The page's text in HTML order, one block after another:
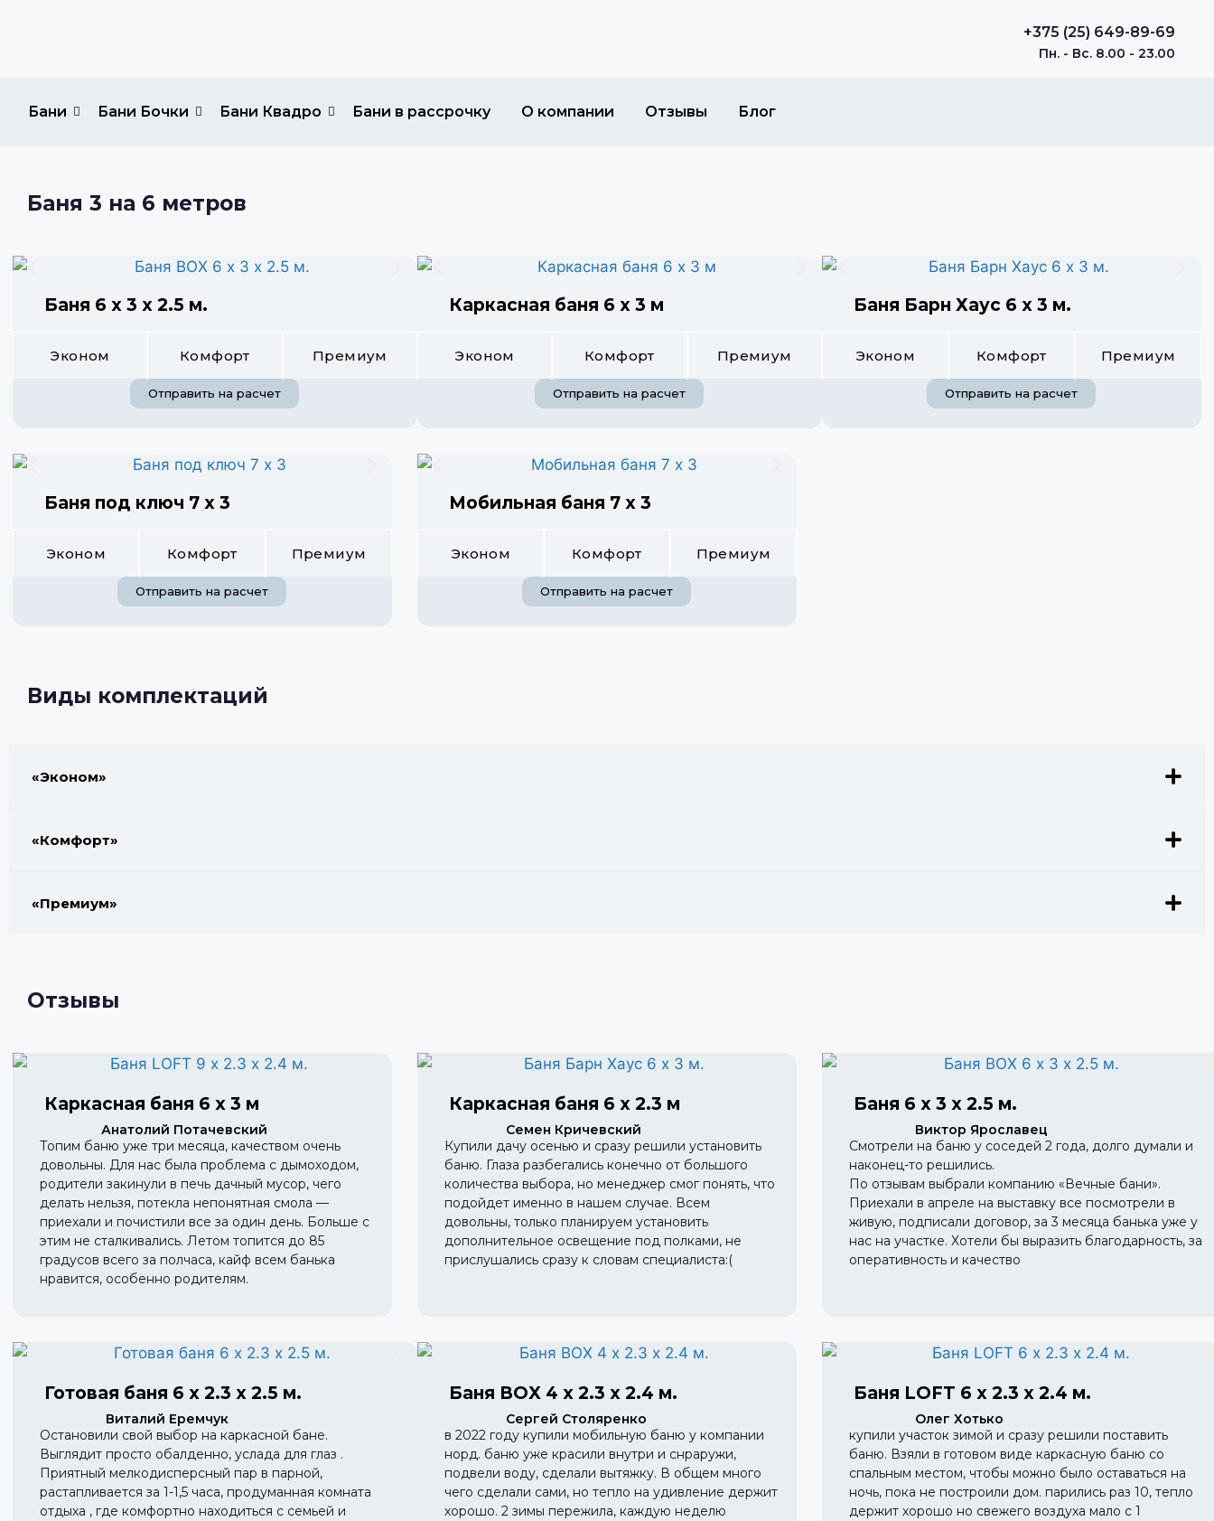
+375 (25) 649-89-69
Пн. - Вс. 8.00 - 23.00
Бани Бани Бочки Бани Квадро Бани в рассрочку О компании Отзывы Блог
Баня 3 на 6 метров
Баня 6 х 3 х 2.5 м.
Эконом Комфорт Премиум
Отправить на расчет
Каркасная баня 6 х 3 м
Эконом Комфорт Премиум
Отправить на расчет
Баня Барн Хаус 6 х 3 м.
Эконом Комфорт Премиум
Отправить на расчет
Баня под ключ 7 х 3
Эконом Комфорт Премиум
Отправить на расчет
Мобильная баня 7 х 3
Эконом Комфорт Премиум
Отправить на расчет
Виды комплектаций
«Эконом»
«Комфорт»
«Премиум»
Отзывы
Каркасная баня 6 х 3 м
Анатолий Потачевский
Топим баню уже три месяца, качеством очень
довольны. Для нас была проблема с дымоходом,
родители закинули в печь дачный мусор, чего
делать нельзя, потекла непонятная смола —
приехали и почистили все за один день. Больше с
этим не сталкивались. Летом топится до 85
градусов всего за полчаса, кайф всем банька
нравится, особенно родителям.
Каркасная баня 6 х 2.3 м
Семен Кричевский
Купили дачу осенью и сразу решили установить
баню. Глаза разбегались конечно от большого
количества выбора, но менеджер смог понять, что
подойдет именно в нашем случае. Всем
довольны, только планируем установить
дополнительное освещение под полками, не
прислушались сразу к словам специалиста:(
Баня 6 х 3 х 2.5 м.
Виктор Ярославец
Смотрели на баню у соседей 2 года, долго думали и
наконец-то решились.
По отзывам выбрали компанию «Вечные бани».
Приехали в апреле на выставку все посмотрели в
живую, подписали договор, за 3 месяца банька уже у
нас на участке. Хотели бы выразить благодарность, за
оперативность и качество
Готовая баня 6 х 2.3 х 2.5 м.
Виталий Еремчук
Остановили свой выбор на каркасной бане.
Выглядит просто обалденно, услада для глаз .
Приятный мелкодисперсный пар в парной,
растапливается за 1-1,5 часа, продуманная комната
отдыха , где комфортно находиться с семьей и
Баня BOX 4 х 2.3 х 2.4 м.
Сергей Столяренко
в 2022 году купили мобильную баню у компании
норд. баню уже красили внутри и снраружи,
подвели воду, сделали вытяжку. В общем много
чего сделали сами, но тепло на удивление держит
хорошо. 2 зимы пережила, каждую неделю
Баня LOFT 6 х 2.3 х 2.4 м.
Олег Хотько
купили участок зимой и сразу решили поставить
баню. Взяли в готовом виде каркасную баню со
спальным местом, чтобы можно было оставаться на
ночь, пока не построили дом. парились раз 10, тепло
держит хорошо но свежего воздуха мало с 1